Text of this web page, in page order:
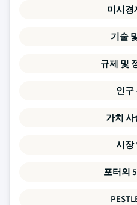
미시경
기술
규제 및
인구
가치 사
시장
포터의